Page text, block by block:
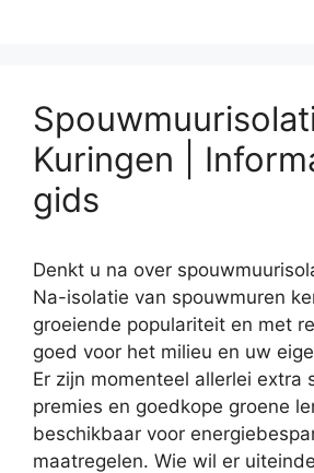
Kuringen |
gids
Denkt u na over
Na-isolatie van spouwmuren
groeiende populariteit en met
goed voor het milieu en uw
Er zijn momenteel allerlei extra
premies en goedkope groene
beschikbaar voor
maatregelen. Wie wil er